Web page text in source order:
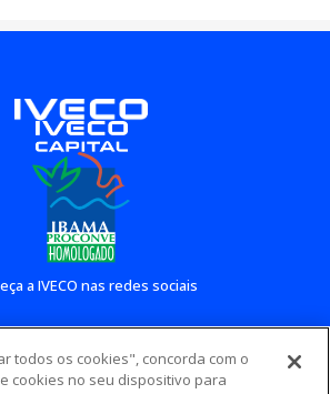
a IVECO nas redes sociais
outros sites IVECO
todos os cookies", concorda com o
cookies no seu dispositivo para